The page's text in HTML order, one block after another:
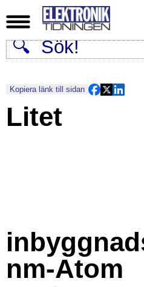
Kopiera länk till sidan
Litet
nm-Atom